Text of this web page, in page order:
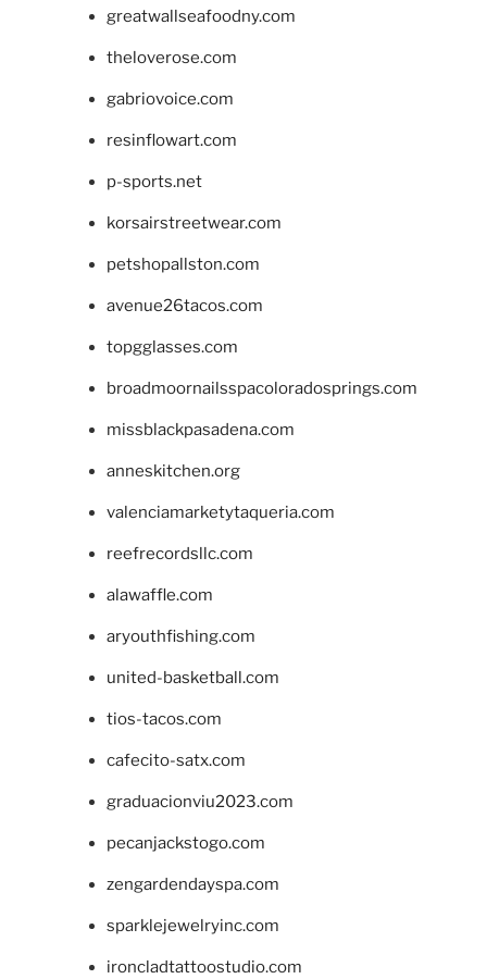
greatwallseafoodny.com
theloverose.com
gabriovoice.com
resinflowart.com
p-sports.net
korsairstreetwear.com
petshopallston.com
avenue26tacos.com
topgglasses.com
broadmoornailsspacoloradosprings.com
missblackpasadena.com
anneskitchen.org
valenciamarketytaqueria.com
reefrecordsllc.com
alawaffle.com
aryouthfishing.com
united-basketball.com
tios-tacos.com
cafecito-satx.com
graduacionviu2023.com
pecanjackstogo.com
zengardendayspa.com
sparklejewelryinc.com
ironcladtattoostudio.com